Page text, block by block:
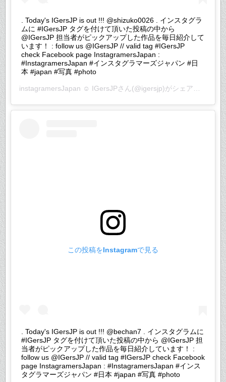
. Today's IGersJP is out !!! @shizuko0026 . インスタグラ
ムに #IGersJP タグを付けて頂いた投稿の中から
@IGersJP 担当者がピックアップした作品を毎日紹介して
います！ : follow us @IGersJP // valid tag #IGersJP
check Facebook page InstagramersJapan :
#InstagramersJapan #インスタグラマーズジャパン #日
本 #japan #写真 #photo
instagramersJapan ☺︎ IGersJPさん(@igersjp)がシェアした投稿 –
この投稿をInstagramで見る
. Today's IGersJP is out !!! @bechan7 . インスタグラムに
#IGersJP タグを付けて頂いた投稿の中から @IGersJP 担
当者がピックアップした作品を毎日紹介しています！ :
follow us @IGersJP // valid tag #IGersJP check Facebook
page InstagramersJapan : #InstagramersJapan #インス
タグラマーズジャパン #日本 #japan #写真 #photo